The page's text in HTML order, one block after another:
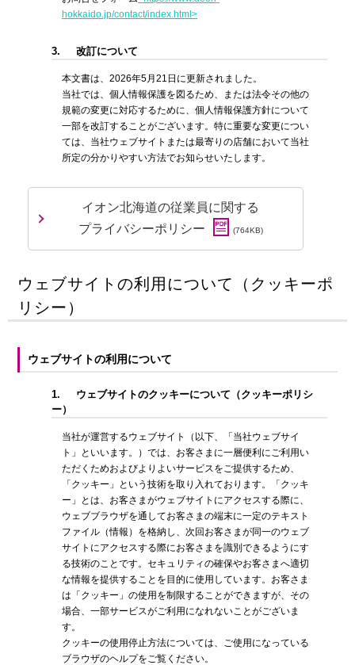
hokkaido.jp/contact/index.html>
3. 改訂について
本文書は、2026年5月21日に更新されました。
当社では、個人情報保護を図るため、または法令その他の
規範の変更に対応するために、個人情報保護方針について
一部を改訂することがございます。特に重要な変更につい
ては、当社ウェブサイトまたは最寄りの店舗において当社
所定の分かりやすい方法でお知らせいたします。
イオン北海道の従業員に関する
プライバシーポリシー
(764KB)
ウェブサイトの利用について（クッキーポ
リシー）
ウェブサイトの利用について
1.
ウェブサイトのクッキーについて（クッキーポリシ
ー）
当社が運営するウェブサイト（以下、「当社ウェブサイ
ト」といいます。）では、お客さまに一層便利にご利用い
ただくためおよびよりよいサービスをご提供するため、
「クッキー」という技術を取り入れております。「クッキ
ー」とは、お客さまがウェブサイトにアクセスする際に、
ウェブブラウザを通してお客さまの端末に一定のテキスト
ファイル（情報）を格納し、次回お客さまが同一のウェブ
サイトにアクセスする際にお客さまを識別できるようにす
る技術のことです。セキュリティの確保やお客さまへ適切
な情報を提供することを目的に使用しています。お客さま
は「クッキー」の使用を制限することができますが、その
場合、一部サービスがご利用になれないことがございま
す。
クッキーの使用停止方法については、ご使用になっている
ブラウザのヘルプをご覧ください。